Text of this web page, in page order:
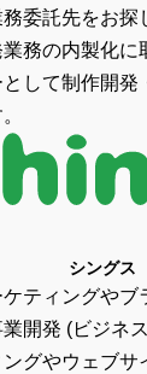
委託先をお探
務の内製化に
して制作開
シングス
ティングやブ
開発 (ビジネ
グやウェブ